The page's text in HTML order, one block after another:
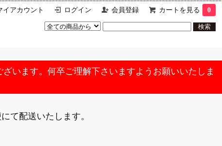
イアカウント ログイン 会員登録 カートを見る 0
います。何卒ご理解下さいますようお願いいたしま
て配送いたします。